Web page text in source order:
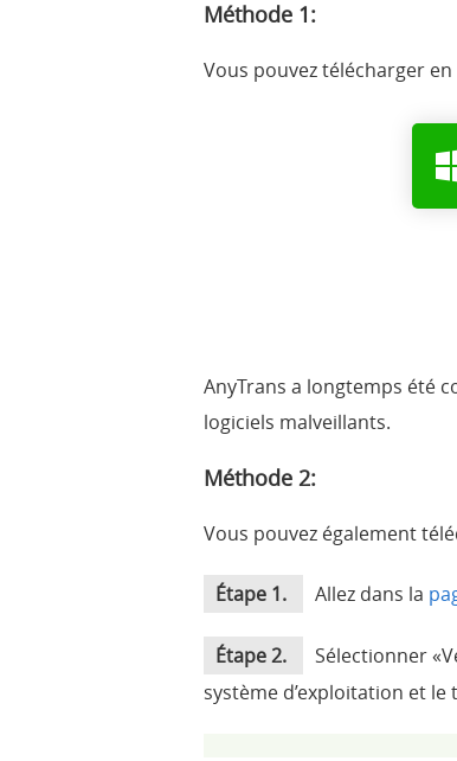
Méthode 1:
Vous pouvez télécharger
AnyTrans a longtemps été
logiciels malveillants.
Méthode 2:
Vous pouvez également
Étape 1. Allez dans la
Étape 2.
Sélectionner
système d’exploitation et le